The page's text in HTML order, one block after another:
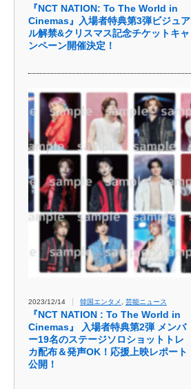
『NCT NATION: To The World in
Cinemas』入場者特典第3弾ビジュア
ル解禁&クリスマス記念チケットキャ
ンペーン開催決定！
2023/12/14 韓国エンタメ 芸能ニュース
『NCT NATION : To The World in
Cinemas』 入場者特典第2弾 メンバ
ー19名のステージソロショットトレ
カ配布＆発声OK！応援上映レポート
公開！